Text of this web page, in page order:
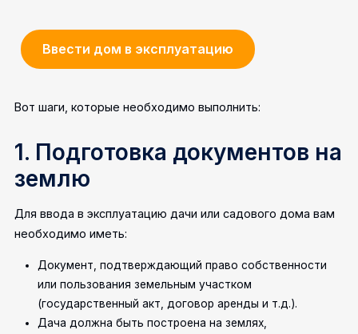
Ввести дом в эксплуатацию
Вот шаги, которые необходимо выполнить:
1. Подготовка документов на
землю
Для ввода в эксплуатацию дачи или садового дома вам
необходимо иметь:
Документ, подтверждающий право собственности
или пользования земельным участком
(государственный акт, договор аренды и т.д.).
Дача должна быть построена на землях,